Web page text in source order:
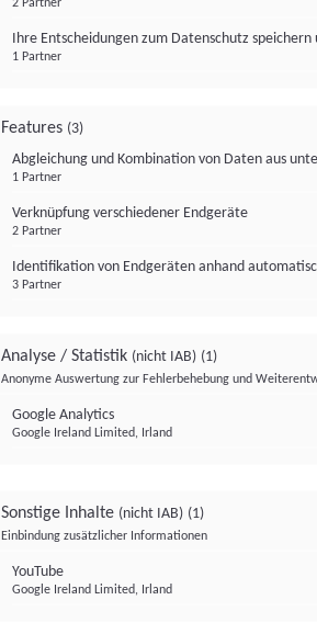
2 Partner
Ihre Entscheidungen zum Datenschutz
1 Partner
Features (3)
Abgleichung und Kombination von Daten aus
1 Partner
Verknüpfung verschiedener Endgeräte
2 Partner
Identifikation von Endgeräten anhand
3 Partner
Analyse / Statistik (nicht IAB) (1)
Anonyme Auswertung zur Fehlerbehebung und
Google Analytics
Google Ireland Limited, Irland
Sonstige Inhalte (nicht IAB) (1)
Einbindung zusätzlicher Informationen
YouTube
Google Ireland Limited, Irland